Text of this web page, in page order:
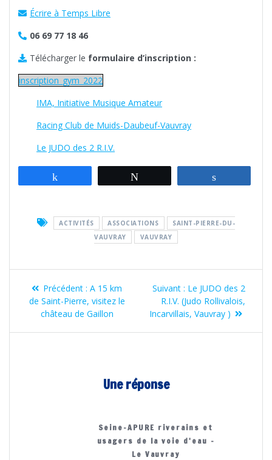
Écrire à Temps Libre
06 69 77 18 46
Télécharger le formulaire d’inscription :
inscription_gym_2022
IMA, Initiative Musique Amateur
Racing Club de Muids-Daubeuf-Vauvray
Le JUDO des 2 R.I.V.
ACTIVITÉS ASSOCIATIONS
SAINT-PIERRE-DU-
VAUVRAY
VAUVRAY
Navigation
l’article
Précédent : Article
précédent
:
A 15 km
de Saint-Pierre, visitez le
château de Gaillon
Suivant : Article
suivant
:
Le JUDO des 2
R.I.V. (Judo Rollivalois,
Incarvillais, Vauvray )
Une réponse
Seine-APURE riverains et
usagers de la voie d'eau -
Le Vauvray